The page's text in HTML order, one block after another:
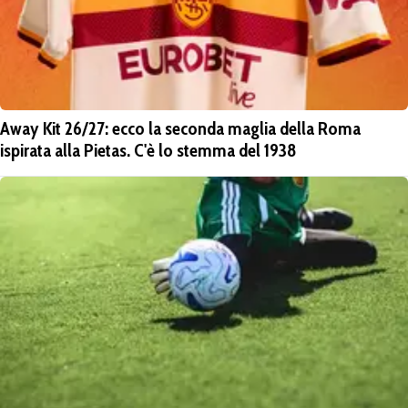
Away Kit 26/27: ecco la seconda maglia della Roma
ispirata alla Pietas. C'è lo stemma del 1938